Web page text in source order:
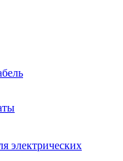
электрических